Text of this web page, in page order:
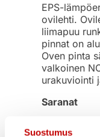
Suostumus
EPS-
ovilehti.
liimapuu
pinnat on
Oven pinta
valkoinen
urakuviointi
Saranat